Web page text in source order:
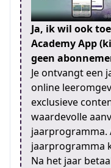
Ja, ik wil ook
Academy App
geen
Je ontvangt een
online
exclusieve
waardevolle
jaarprogramma.
jaarprogramma
Na het jaar